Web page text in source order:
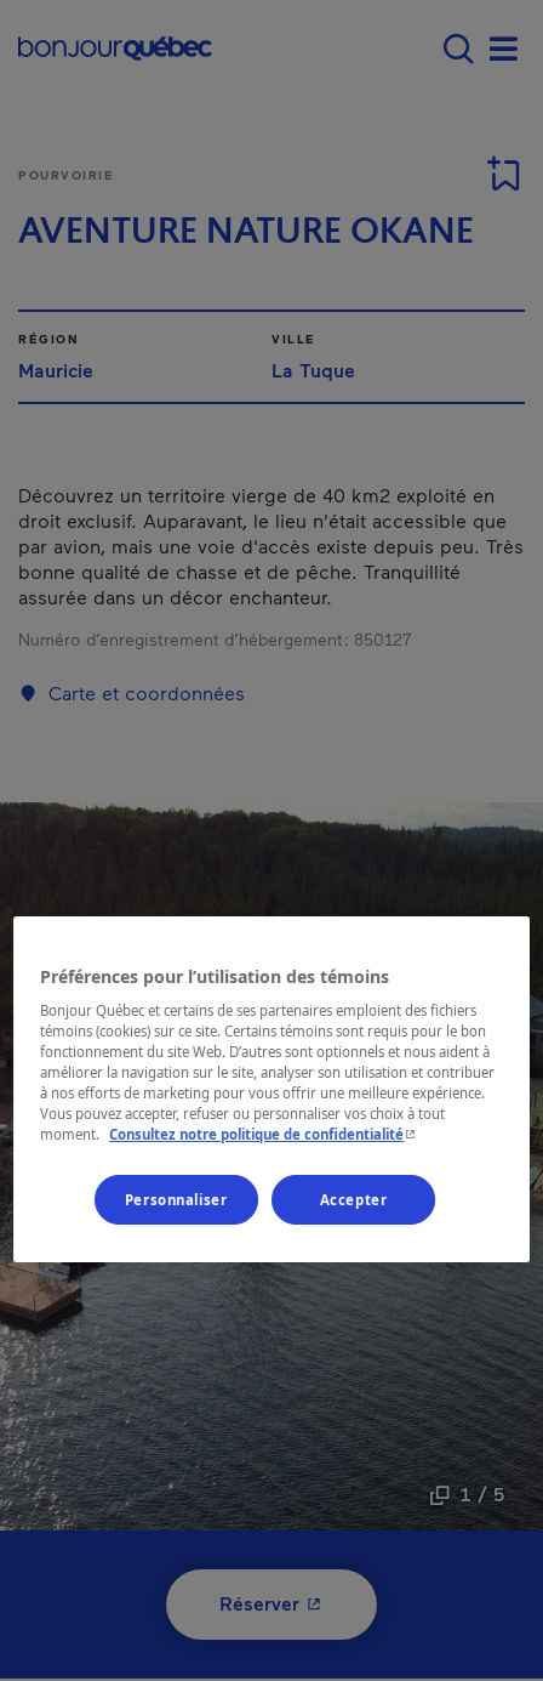
Main navigation -
1 / 5
Réserver- Cet hyperlien s'ouvrira
POURVOIRIE
AVENTURE NATURE OKANE
RÉGION
Mauricie
VILLE
La Tuque
Découvrez un territoire vierge de 40 km2 exploité en
droit exclusif. Auparavant, le lieu n'était accessible que
par avion, mais une voie d'accès existe depuis peu. Très
bonne qualité de chasse et de pêche. Tranquillité
assurée dans un décor enchanteur.
Numéro d’enregistrement d’hébergement : 850127
Carte et coordonnées
Préférences pour l’utilisation des témoins
Bonjour Québec et certains de ses partenaires emploient des fichiers
témoins (cookies) sur ce site. Certains témoins sont requis pour le bon
fonctionnement du site Web. D’autres sont optionnels et nous aident à
améliorer la navigation sur le site, analyser son utilisation et contribuer
à nos efforts de marketing pour vous offrir une meilleure expérience.
Vous pouvez accepter, refuser ou personnaliser vos choix à tout
moment. Consultez notre politique de confidentialité- Cet hyperlien
Personnaliser Accepter